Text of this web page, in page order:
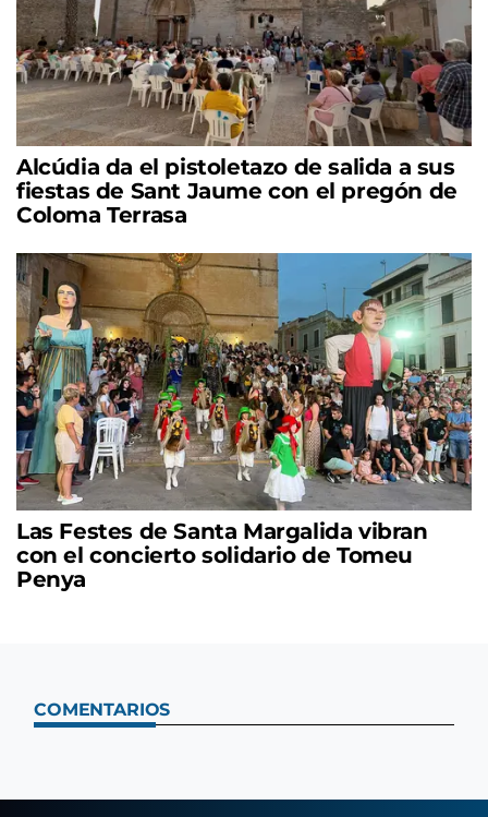
Alcúdia da el pistoletazo de salida a sus
fiestas de Sant Jaume con el pregón de
Coloma Terrasa
Las Festes de Santa Margalida vibran
con el concierto solidario de Tomeu
Penya
COMENTARIOS